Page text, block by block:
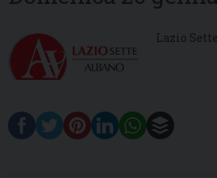
Lazio Sette